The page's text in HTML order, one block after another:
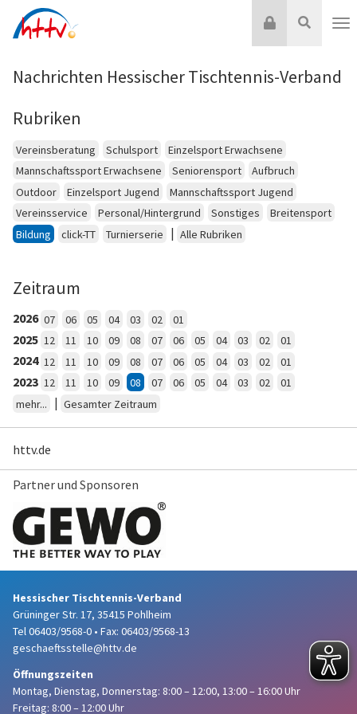
Inhalt
Suche
Login
Nachrichten Hessischer Tischtennis-Verband
Rubriken
Vereinsberatung Schulsport
Einzelsport Erwachsene
Mannschaftssport Erwachsene
Seniorensport
Aufbruch
Outdoor
Einzelsport Jugend
Mannschaftssport Jugend
Vereinsservice
Personal/Hintergrund Sonstiges
Breitensport
Bildung
click-TT Turnierserie | Alle Rubriken
Zeitraum
2026 07 06 05 04 03 02 01
2025 12 11 10 09 08 07 06 05 04 03 02 01
2024 12 11 10 09 08 07 06 05 04 03 02 01
2023 12 11 10 09 08 07 06 05 04 03 02
01
mehr...
| Gesamter Zeitraum
httv.de
Partner und Sponsoren
Hessischer Tischtennis-Verband
Grüninger Str. 17, 35415 Pohlheim
Tel 06403/9568-0 • Fax: 06403/9568-13
geschaeftsstelle@httv.de
Öffnungszeiten
Montag, Dienstag, Donnerstag: 8:00 – 12:00, 13:00 – 16:00 Uhr
Freitag: 8:00 – 12:00 Uhr